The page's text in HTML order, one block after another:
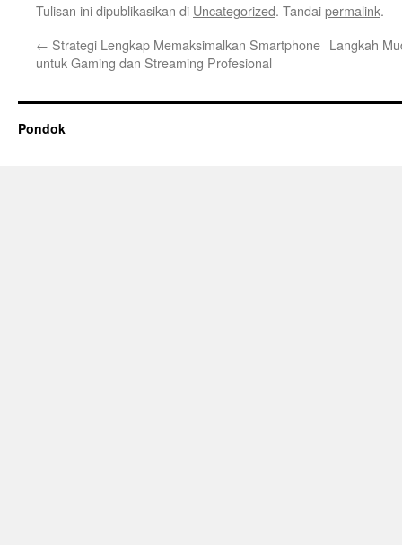
Tulisan ini dipublikasikan di Uncategorized. Tandaipermalink.
← Strategi Lengkap Memaksimalkan Smartphone
untuk Gaming dan Streaming Profesional
Langkah
Pondok